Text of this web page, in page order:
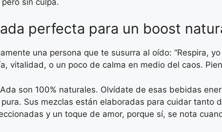
perfecta para un boost
una persona que te susurra al oído: “Respira,
vitalidad, o un poco de calma en medio del caos.
son 100% naturales. Olvídate de esas bebidas
Sus mezclas están elaboradas para cuidar tanto
y un toque de amor, porque sí, se nota